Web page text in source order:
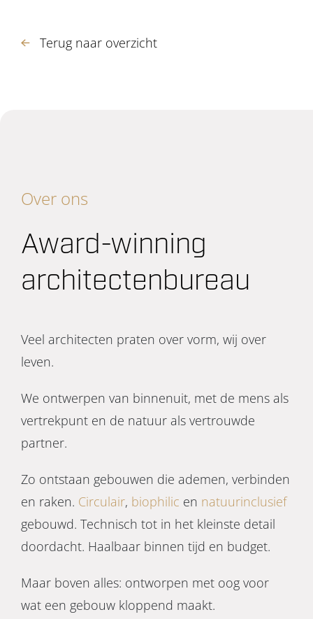
Terug naar overzicht
Over ons
Award-winning
architectenbureau
Veel architecten praten over vorm, wij over
leven.
We ontwerpen van binnenuit, met de mens als
vertrekpunt en de natuur als vertrouwde
partner.
Zo ontstaan gebouwen die ademen, verbinden
en raken. Circulair, biophilic en natuurinclusief
gebouwd. Technisch tot in het kleinste detail
doordacht. Haalbaar binnen tijd en budget.
Maar boven alles: ontworpen met oog voor
wat een gebouw kloppend maakt.